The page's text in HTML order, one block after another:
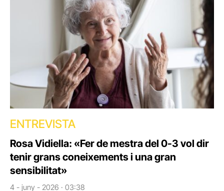
ENTREVISTA
Rosa Vidiella: «Fer de mestra del 0-3 vol dir
tenir grans coneixements i una gran
sensibilitat»
4 - juny - 2026 · 03:38